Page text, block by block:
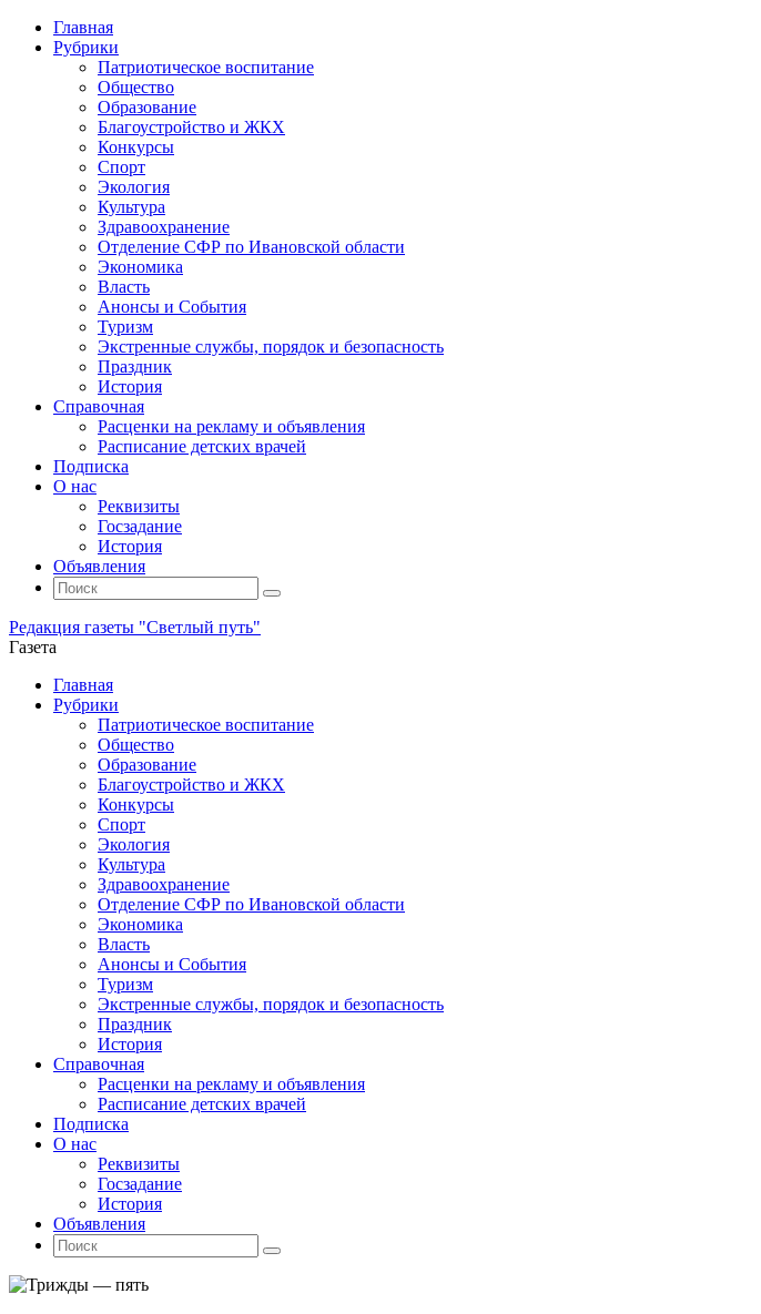
Главная
Рубрики
Патриотическое воспитание
Общество
Образование
Благоустройство и ЖКХ
Конкурсы
Спорт
Экология
Культура
Здравоохранение
Отделение СФР по Ивановской области
Экономика
Власть
Анонсы и События
Туризм
Экстренные службы, порядок и безопасность
Праздник
История
Справочная
Расценки на рекламу и объявления
Расписание детских врачей
Подписка
О нас
Реквизиты
Госзадание
История
Объявления
Поиск
Искать:
Поиск
Редакция газеты "Светлый путь"
Газета
Промотать
содержимому
Главная
Рубрики
Патриотическое воспитание
Общество
Образование
Благоустройство и ЖКХ
Конкурсы
Спорт
Экология
Культура
Здравоохранение
Отделение СФР по Ивановской области
Экономика
Власть
Анонсы и События
Туризм
Экстренные службы, порядок и безопасность
Праздник
История
Справочная
Расценки на рекламу и объявления
Расписание детских врачей
Подписка
О нас
Реквизиты
Госзадание
История
Объявления
Поиск
Искать:
Поиск